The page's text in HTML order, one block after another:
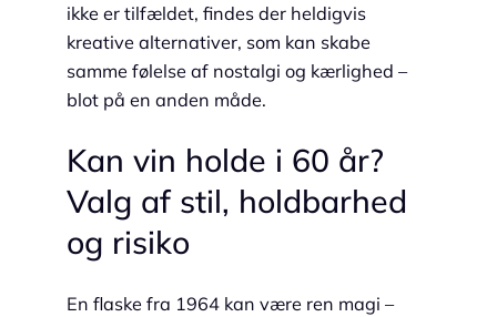
ikke er tilfældet, findes der heldigvis
kreative alternativer, som kan skabe
samme følelse af nostalgi og kærlighed –
blot på en anden måde.
Kan vin holde i 60 år?
Valg af stil, holdbarhed
og risiko
En flaske fra 1964 kan være ren magi –